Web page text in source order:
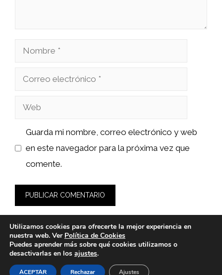
Nombre
Correo
Web
Guarda mi nombre, correo electrónico y web
en este navegador para la próxima vez que
comente.
© 2026 wasabidelnorte.es -
Legal-Política de cookies
Utilizamos cookies para ofrecerte la mejor experiencia en
nuestra web. Ver Política de Cookies
Puedes aprender más sobre qué cookies utilizamos o
desactivarlas en los ajustes.
ACEPTAR Rechazar Ajustes